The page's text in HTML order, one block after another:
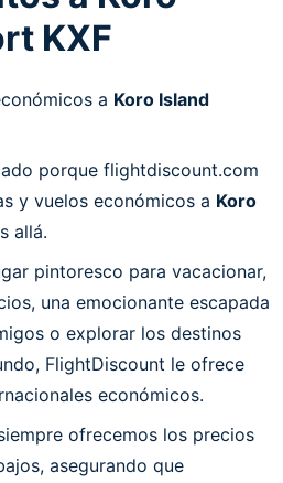
KXF
a Koro Island
porque flightdiscount.com
y vuelos económicos a Koro
allá.
pintoresco para vacacionar,
una emocionante escapada
o explorar los destinos
FlightDiscount le ofrece
económicos.
ofrecemos los precios
asegurando que